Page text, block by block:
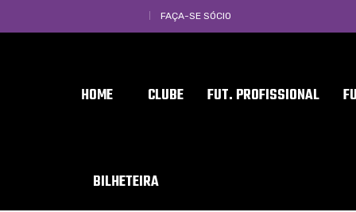
FAÇA-SE SÓCIO
HOME CLUBE FUT. PROFISSIONAL
BILHETEIRA